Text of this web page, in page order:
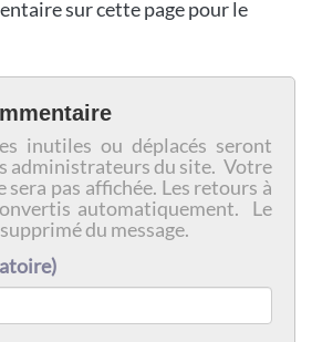
sur cette page pour le
inutiles ou déplacés seront
administrateurs du site. Votre
sera pas affichée. Les retours à
automatiquement. Le
du message.